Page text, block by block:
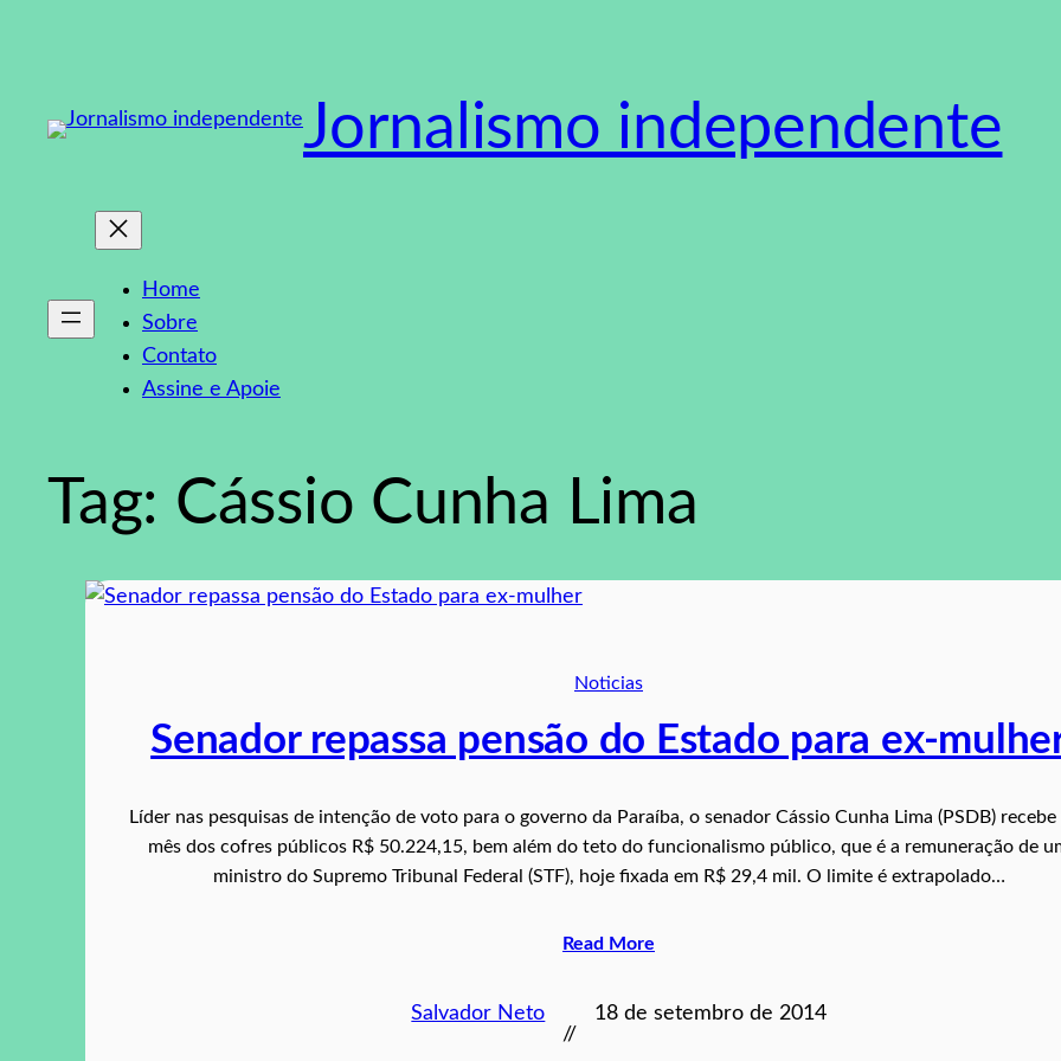
conteúdo
Jornalismo independente
Home
Sobre
Contato
Assine e Apoie
Tag: Cássio Cunha Lima
Noticias
Senador repassa pensão do Estado para ex-
Líder nas pesquisas de intenção de voto para o governo da Paraíba, o senador Cássio Cunha Lima (PSDB) recebe
mês dos cofres públicos R$ 50.224,15, bem além do teto do funcionalismo público, que é a remuneração de
ministro do Supremo Tribunal Federal (STF), hoje fixada em R$ 29,4 mil. O limite é extrapolado…
Read More
Salvador Neto
//
18 de setembro de 2014